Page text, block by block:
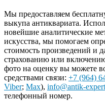
Мы предоставляем
выкупа антиквариата.
новейшие аналитические
искусства, мы помогаем
стоимость произведений и
страхованию или
фото на оценку вы можете
средствами связи: +7 (964)
Viber; Max), info@antik-
телефонный номер.